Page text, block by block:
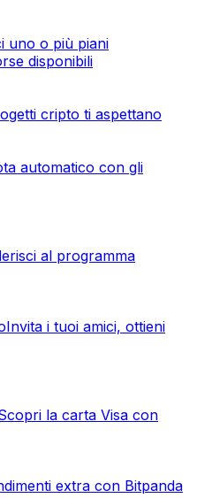
uno o più piani
disponibili
cripto ti aspettano
automatico con gli
al programma
Invita i tuoi amici, ottieni
la carta Visa con
extra con Bitpanda